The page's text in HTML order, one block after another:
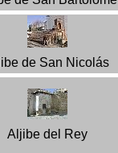
de San Nicolás
Aljibe del Rey